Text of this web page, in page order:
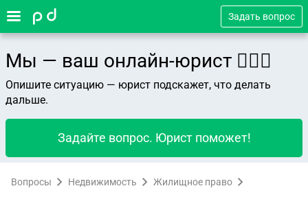
Задать вопрос
Мы — ваш онлайн-юрист 👨🏻‍⚖️
Опишите ситуацию — юрист подскажет, что делать
дальше.
Задайте вопрос. Юрист поможет!
Вопросы Недвижимость Жилищное право